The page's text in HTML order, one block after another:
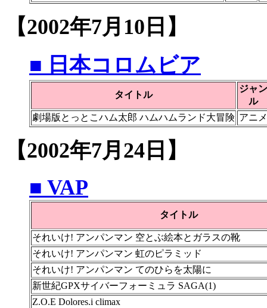
【2002年7月10日】
■ 日本コロムビア
タイトル
ジャン
ル
劇場版とっとこハム太郎 ハムハムランド大冒険 アニメ
【2002年7月24日】
■ VAP
タイトル
それいけ! アンパンマン 空とぶ絵本とガラスの靴
それいけ! アンパンマン 虹のピラミッド
それいけ! アンパンマン てのひらを太陽に
新世紀GPXサイバーフォーミュラ SAGA(1)
Z.O.E Dolores.i climax